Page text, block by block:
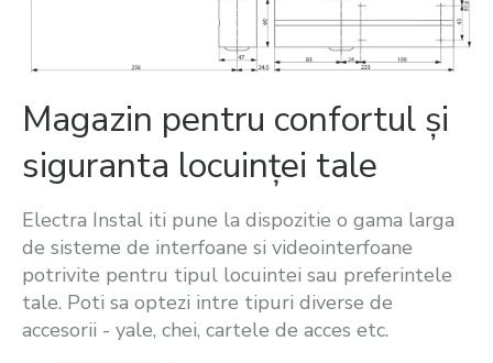
Magazin pentru confortul și
siguranta locuinței tale
Electra Instal iti pune la dispozitie o gama larga
de sisteme de interfoane si videointerfoane
potrivite pentru tipul locuintei sau preferintele
tale. Poti sa optezi intre tipuri diverse de
accesorii - yale, chei, cartele de acces etc.